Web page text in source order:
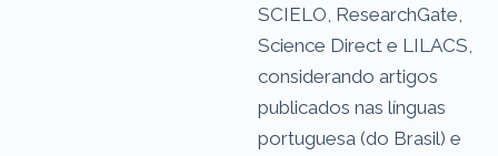
SCIELO, ResearchGate,
Science Direct e LILACS,
considerando artigos
publicados nas línguas
portuguesa (do Brasil) e